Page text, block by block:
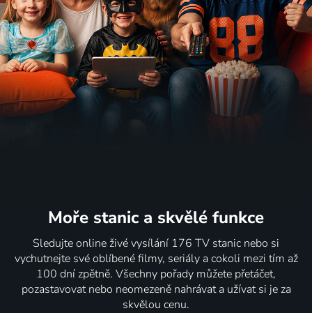
Moře stanic a skvělé funkce
Sledujte online živé vysílání 176 TV stanic nebo si
vychutnejte své oblíbené filmy, seriály a cokoli mezi tím až
100 dní zpětně. Všechny pořady můžete přetáčet,
pozastavovat nebo neomezeně nahrávat a užívat si je za
skvělou cenu.